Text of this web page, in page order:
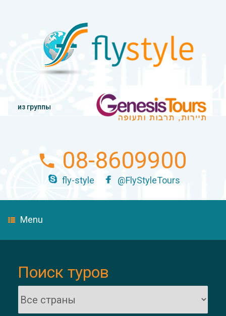
из группы
08-8609900
fly-style @FlyStyleTours
Menu
Поиск туров